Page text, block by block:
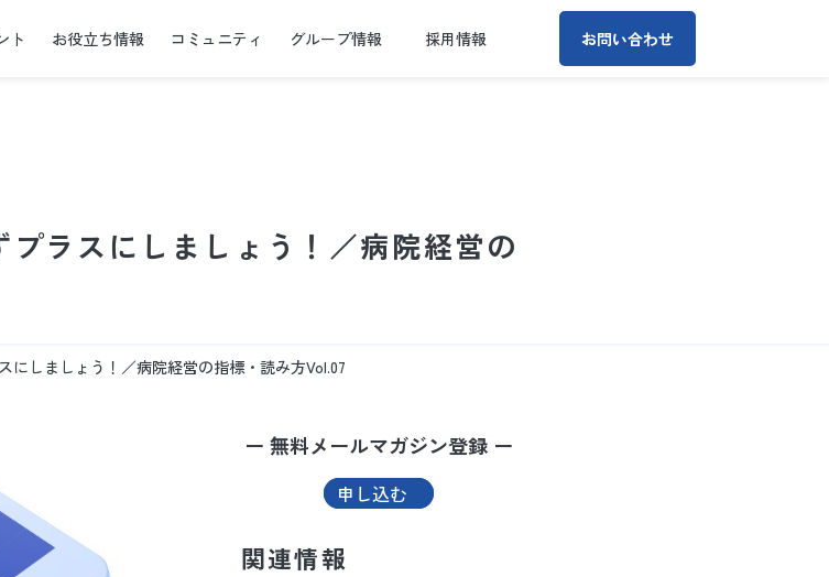
ト お役立ち情報 コミュニティ グループ情報 採用情報 お問い合わせ
ラスにしましょう！／病院経営の
しましょう！／病院経営の指標・読み方Vol.07
ー 無料メールマガジン登録 ー
申し込む
関連情報